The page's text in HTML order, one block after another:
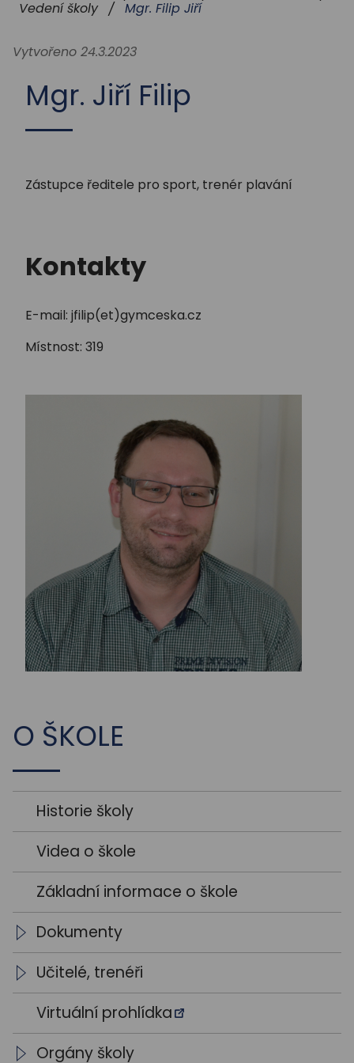
Vedení školy / Mgr. Filip Jiří
Vytvořeno 24.3.2023
Mgr. Jiří Filip
Zástupce ředitele pro sport, trenér plavání
Kontakty
E-mail: jfilip(et)gymceska.cz
Místnost: 319
O ŠKOLE
Historie školy
Videa o škole
Základní informace o škole
Dokumenty
Školní vzdělávací programy
Výroční zprávy
Výsledky VŘ
Učitelé, trenéři
Vedení školy
Vyučující
Virtuální prohlídka
Orgány školy